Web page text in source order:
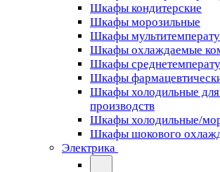
Шкафы кондитерские
Шкафы морозильные
Шкафы
Шкафы охлаждаемые
Шкафы
Шкафы
Шкафы холодильные
производств
Шкафы холодильные/
Шкафы шокового
Электрика